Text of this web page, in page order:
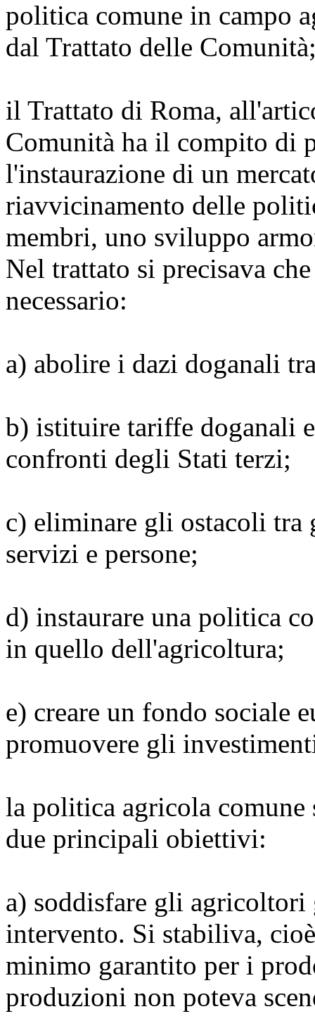
politica comune in campo
dal Trattato delle
il Trattato di Roma,
Comunità ha il compito di
l'instaurazione di un
riavvicinamento delle
membri, uno sviluppo
Nel trattato si precisava
necessario:
a) abolire i dazi doganali
b) istituire tariffe doganali
confronti degli Stati terzi;
c) eliminare gli ostacoli
servizi e persone;
d) instaurare una politica
in quello dell'agricoltura;
e) creare un fondo sociale
promuovere gli
la politica agricola
due principali obiettivi:
a) soddisfare gli agricoltori
intervento. Si stabiliva,
minimo garantito per i
produzioni non poteva